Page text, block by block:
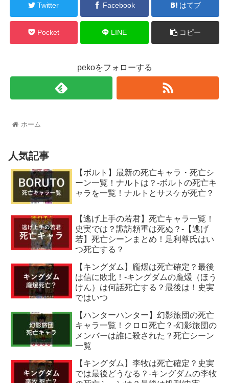
Twitter Facebook はてブ
Pocket LINE コピー
pekoをフォローする
ホーム
人気記事
【ボルト】最新の死亡キャラ・死亡シ
ーン一覧！ナルトは？-ボルトの死亡キ
ャラを一覧！ナルトとサスケが死亡？
【逃げ上手の若君】死亡キャラ一覧！
史実では？諏訪頼重は死ぬ？-【逃げ
若】死亡シーンまとめ！足利尊氏はい
つ死亡する？
【キングダム】龐煖は死亡確定？最後
は信に敗北！-キングダムの龐煖（ほう
けん）は何話死亡する？最後は！史実
ではいつ
【ハンターハンター】幻影旅団の死亡
キャラ一覧！クロロ死亡？-幻影旅団の
メンバーは誰に殺された？死亡シーン
一覧
【キングダム】李牧は死亡確定？史実
では最後どうなる？-キングダムの李牧